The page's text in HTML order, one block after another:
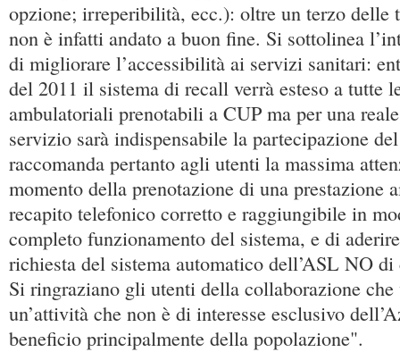
opzione; irreperibilità, ecc.): oltre un terzo delle
non è infatti andato a buon fine. Si sottolinea
di migliorare l’accessibilità ai servizi sanitari:
del 2011 il sistema di recall verrà esteso a tutte
ambulatoriali prenotabili a CUP ma per una
servizio sarà indispensabile la partecipazione
raccomanda pertanto agli utenti la massima
momento della prenotazione di una prestazione
recapito telefonico corretto e raggiungibile in
completo funzionamento del sistema, e di
richiesta del sistema automatico dell’ASL NO
Si ringraziano gli utenti della collaborazione che
un’attività che non è di interesse esclusivo
beneficio principalmente della popolazione".